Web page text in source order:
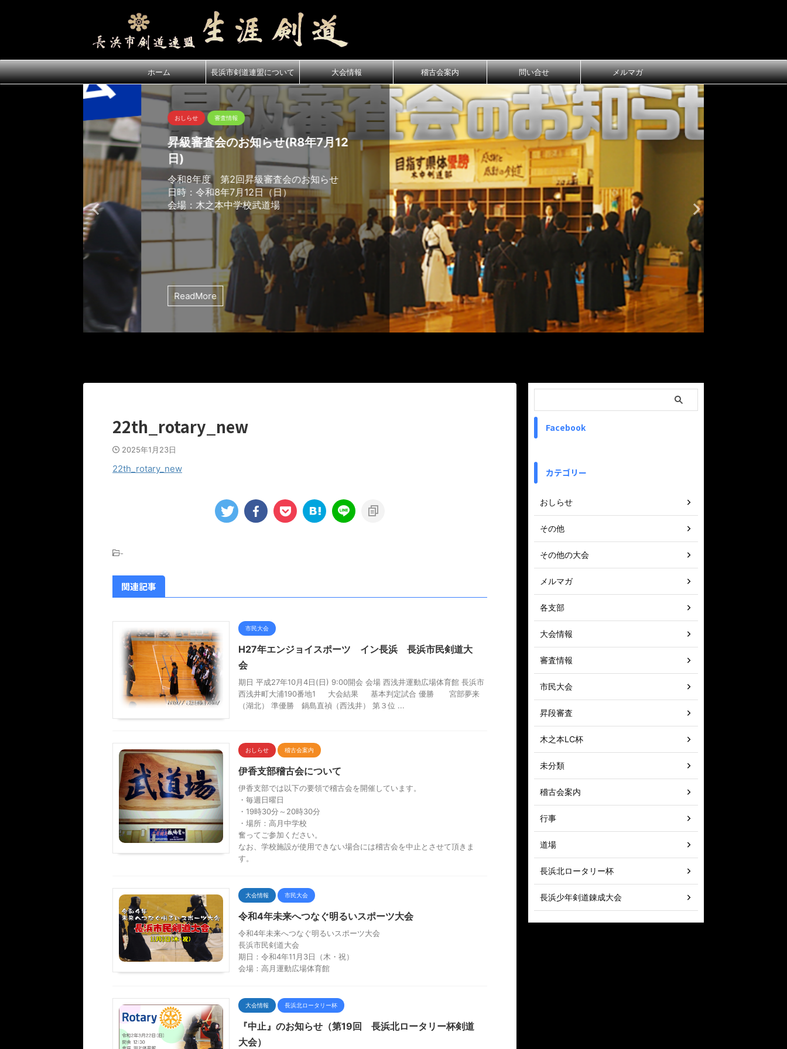
ホーム 長浜市剣道連盟について 大会情報 稽古会案内 問い合せ メルマガ
おしらせ 審査情報
昇級審査会のお知らせ(R8年7月12
日)
令和8年度 第2回昇級審査会のお知らせ
日時：令和8年7月12日（日）
会場：木之本中学校武道場
ReadMore
22th_rotary_new
2025年1月23日
22th_rotary_new
-
関連記事
市民大会
H27年エンジョイスポーツ イン長浜 長浜市民剣道大
会
期日 平成27年10月4日(日) 9:00開会 会場 西浅井運動広場体育館 長浜市
西浅井町大浦190番地1 大会結果 基本判定試合 優勝 宮部夢来
（湖北） 準優勝 鍋島直禎（西浅井） 第３位 ...
おしらせ 稽古会案内
伊香支部稽古会について
伊香支部では以下の要領で稽古会を開催しています。
・毎週日曜日
・19時30分～20時30分
・場所：高月中学校
奮ってご参加ください。
なお、学校施設が使用できない場合には稽古会を中止とさせて頂きま
す。
大会情報 市民大会
令和4年未来へつなぐ明るいスポーツ大会
令和4年未来へつなぐ明るいスポーツ大会
長浜市民剣道大会
期日：令和4年11月3日（木・祝）
会場：高月運動広場体育館
大会情報 長浜北ロータリー杯
『中止』のお知らせ（第19回 長浜北ロータリー杯剣道
大会）
Facebook
カテゴリー
おしらせ
その他
その他の大会
メルマガ
各支部
大会情報
審査情報
市民大会
昇段審査
木之本LC杯
未分類
稽古会案内
行事
道場
長浜北ロータリー杯
長浜少年剣道錬成大会